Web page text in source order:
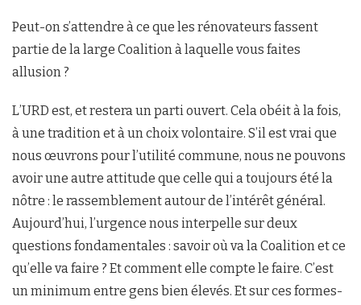
Peut-on s’attendre à ce que les rénovateurs fassent
partie de la large Coalition à laquelle vous faites
allusion ?
L’URD est, et restera un parti ouvert. Cela obéit à la fois,
à une tradition et à un choix volontaire. S’il est vrai que
nous œuvrons pour l’utilité commune, nous ne pouvons
avoir une autre attitude que celle qui a toujours été la
nôtre : le rassemblement autour de l’intérêt général.
Aujourd’hui, l’urgence nous interpelle sur deux
questions fondamentales : savoir où va la Coalition et ce
qu’elle va faire ? Et comment elle compte le faire. C’est
un minimum entre gens bien élevés. Et sur ces formes-